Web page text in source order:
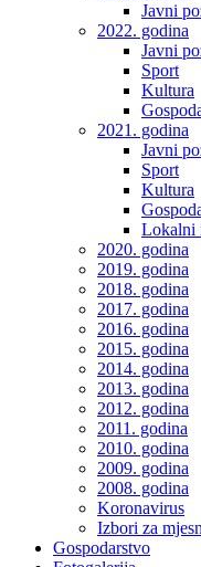
Javni
2022. godina
Javni
Sport
Kultura
2021. godina
Javni
Sport
Kultura
Lokalni
2020. godina
2019. godina
2018. godina
2017. godina
2016. godina
2015. godina
2014. godina
2013. godina
2012. godina
2011. godina
2010. godina
2009. godina
2008. godina
Koronavirus
Izbori za
Gospodarstvo